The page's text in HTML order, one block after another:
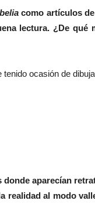
como artículos
lectura. ¿De qué
ocasión de
donde aparecían
realidadal modo